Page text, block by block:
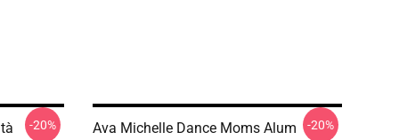
-20%
Ava Michelle Dance Moms Alum
-20%